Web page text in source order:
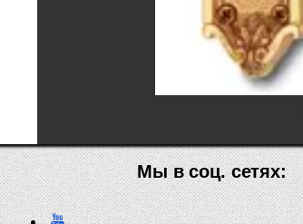
13`600P Мы в соц. сетях: